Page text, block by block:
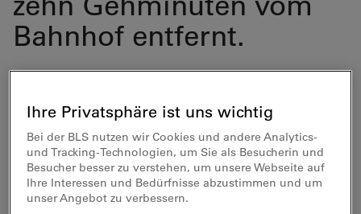
Bahnhof entfernt.
10% Rabatt auf den Eintritt
Profitieren Sie vom 1. August bis zum 30. September
Ihre Privatsphäre ist uns wichtig
Bei der BLS nutzen wir Cookies und andere Analytics-
und Tracking-Technologien, um Sie als Besucherin und
Besucher besser zu verstehen, um unsere Webseite auf
Ihre Interessen und Bedürfnisse abzustimmen und um
unser Angebot zu verbessern.